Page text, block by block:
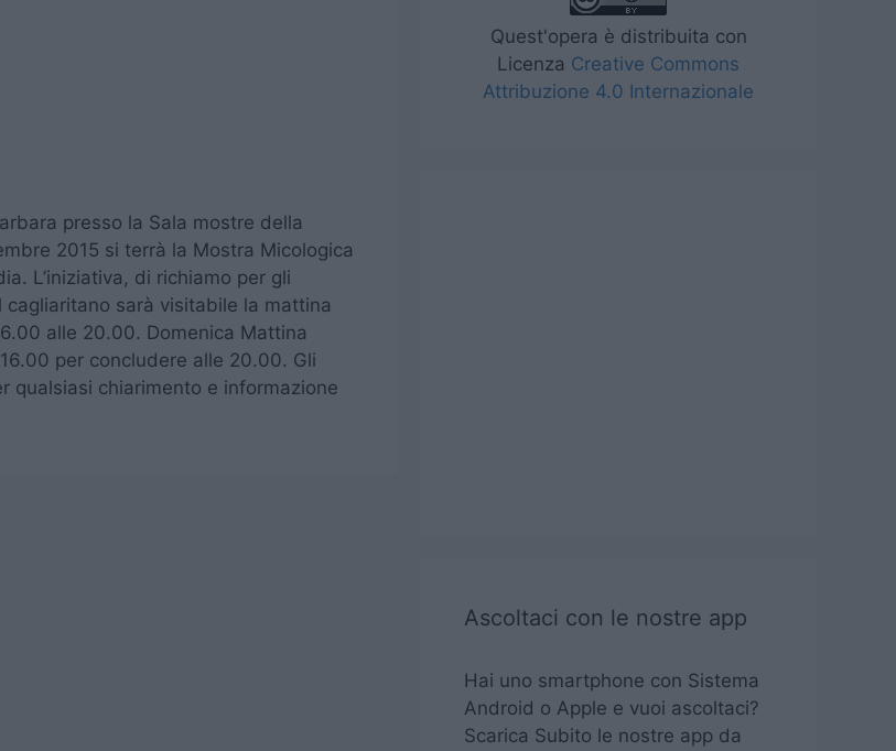
presso la Sala mostre della
2015 si terrà la Mostra Micologica
L’iniziativa, di richiamo per gli
sarà visitabile la mattina
alle 20.00. Domenica Mattina
per concludere alle 20.00. Gli
qualsiasi chiarimento e informazione
Quest'opera è distribuita con
Licenza Creative Commons
Attribuzione 4.0 Internazionale
Ascoltaci con le nostre app
Hai uno smartphone con Sistema
Android o Apple e vuoi ascoltaci?
Scarica Subito le nostre app da